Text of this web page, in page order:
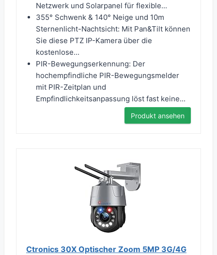
Netzwerk und Solarpanel für flexible...
355° Schwenk & 140° Neige und 10m
Sternenlicht-Nachtsicht: Mit Pan&Tilt können
Sie diese PTZ IP-Kamera über die
kostenlose...
PIR-Bewegungserkennung: Der
hochempfindliche PIR-Bewegungsmelder
mit PIR-Zeitplan und
Empfindlichkeitsanpassung löst fast keine...
Produkt ansehen
Ctronics 30X Optischer Zoom 5MP 3G/4G